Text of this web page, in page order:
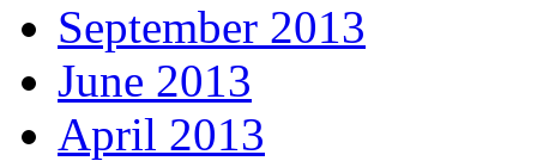
September 2013
June 2013
April 2013